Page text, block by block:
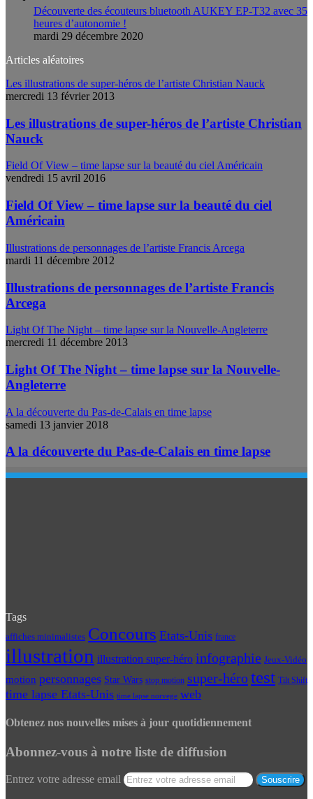
Découverte des écouteurs bluetooth AUKEY EP-T32 avec 35
heures d’autonomie !
mardi 29 décembre 2020
Articles aléatoires
Les illustrations de super-héros de l’artiste Christian Nauck
mercredi 13 février 2013
Les illustrations de super-héros de l’artiste Christian
Nauck
Field Of View – time lapse sur la beauté du ciel Américain
vendredi 15 avril 2016
Field Of View – time lapse sur la beauté du ciel
Américain
Illustrations de personnages de l’artiste Francis Arcega
mardi 11 décembre 2012
Illustrations de personnages de l’artiste Francis
Arcega
Light Of The Night – time lapse sur la Nouvelle-Angleterre
mercredi 11 décembre 2013
Light Of The Night – time lapse sur la Nouvelle-
Angleterre
A la découverte du Pas-de-Calais en time lapse
samedi 13 janvier 2018
A la découverte du Pas-de-Calais en time lapse
Tags
affiches minimalistes Concours Etats-Unis france
illustration illustration super-héro infographie Jeux-Vidéo
motion personnages Star Wars stop motion super-hérotest Tilt Shift
time lapse Etats-Unis time lapse norvege web
Obtenez nos nouvelles mises à jour quotidiennement
Abonnez-vous à notre liste de diffusion
Entrez votre adresse email